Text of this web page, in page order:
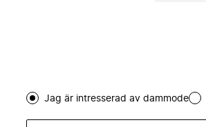
Jag är intresserad av dammode